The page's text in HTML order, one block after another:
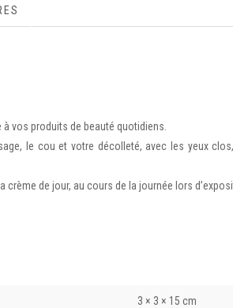
vos produits de beauté quotidiens.
le cou et votre décolleté, avec les yeux
de jour, au cours de la journée lors
3 × 3 × 15 cm